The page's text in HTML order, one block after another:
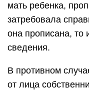
мать ребенка,
затребовала
она прописана, то
сведения.
В противном
от лица